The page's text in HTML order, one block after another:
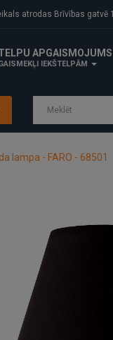
atrodas Brīvības gatvē 195,
APGAISMOJUMS
IEKŠTELPĀM
lampa - FARO - 68501